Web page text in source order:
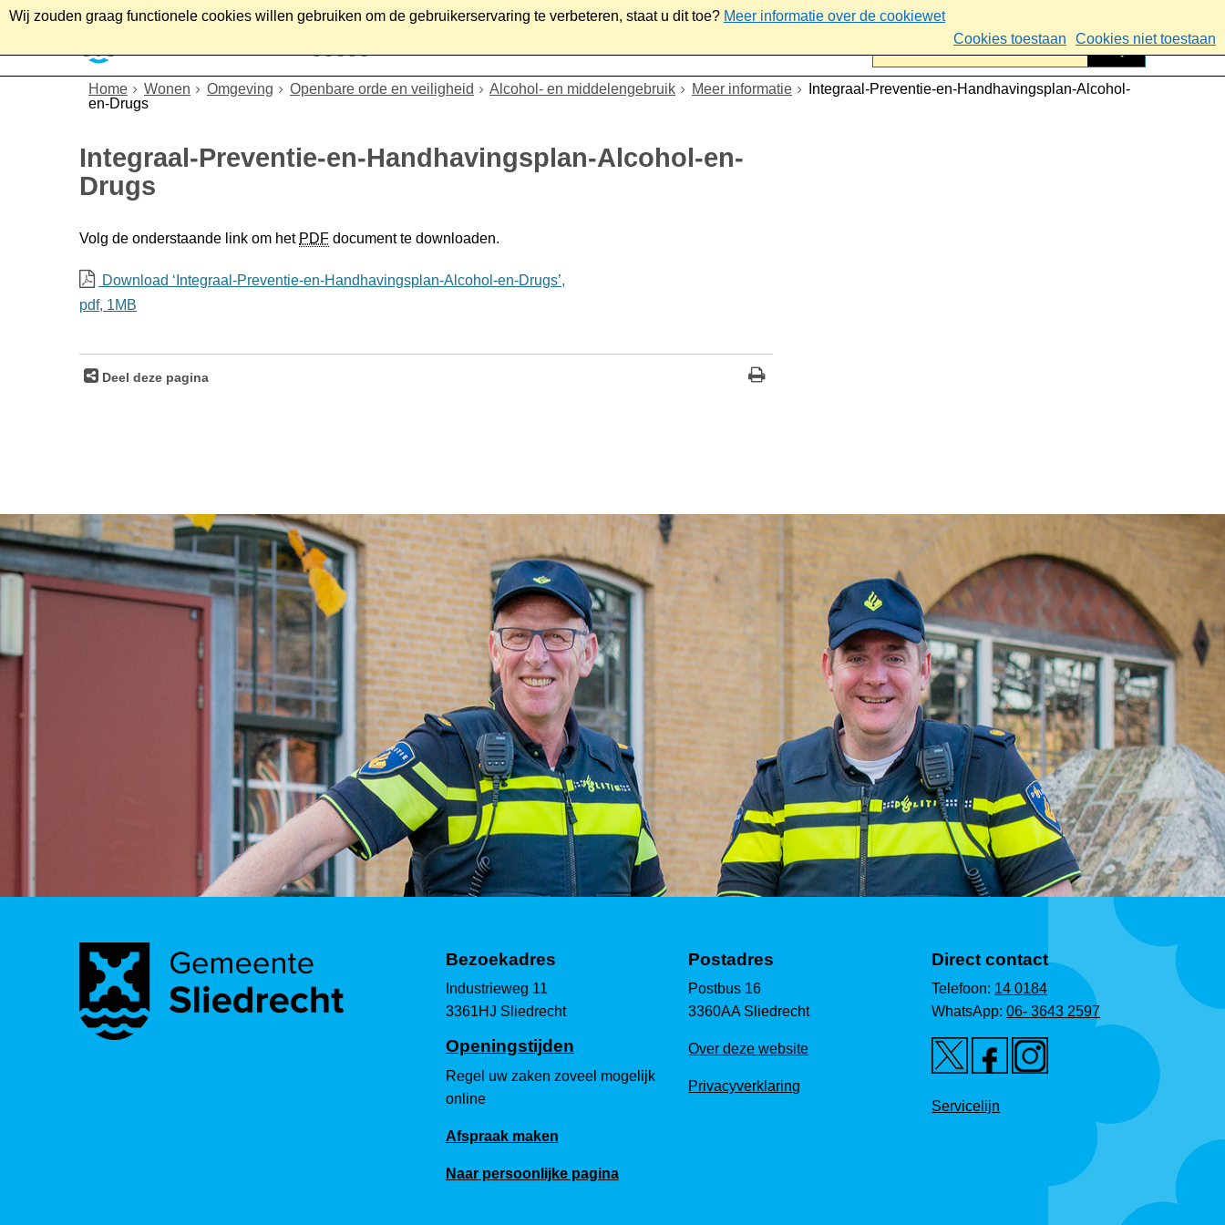
Wij zouden graag functionele cookies willen gebruiken om de gebruikerservaring te verbeteren, staat u dit toe? Meer informatie over de cookiewet
Cookies toestaan
Cookies niet toestaan
Home Wonen Omgeving Openbare orde en veiligheid Alcohol- en middelengebruik Meer informatie
Integraal-Preventie-en-Handhavingsplan-Alcohol-
en-Drugs
Integraal-Preventie-en-Handhavingsplan-Alcohol-en-
Drugs
Volg de onderstaande link om het PDF document te downloaden.
Download ‘Integraal-Preventie-en-Handhavingsplan-Alcohol-en-Drugs’,
pdf, 1MB
Deel deze pagina
Bezoekadres
Industrieweg 11
3361HJ Sliedrecht
Openingstijden
Regel uw zaken zoveel mogelijk
online
Afspraak maken
Naar persoonlijke pagina
Postadres
Postbus 16
3360AA Sliedrecht
Over deze website
Privacyverklaring
Direct contact
Telefoon: 14 0184
WhatsApp:06- 3643 2597
Servicelijn